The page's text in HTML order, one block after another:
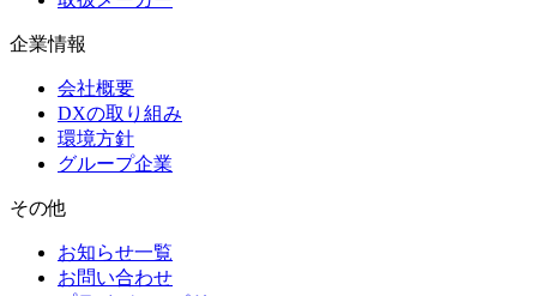
企業情報
会社概要
DXの取り組み
環境方針
グループ企業
その他
お知らせ一覧
お問い合わせ